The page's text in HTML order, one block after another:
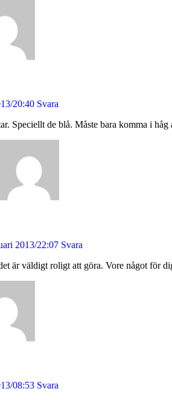
20:40 Svara
Speciellt de blå. Måste bara komma i
2013/22:07 Svara
är väldigt roligt att göra. Vore något för
08:53 Svara